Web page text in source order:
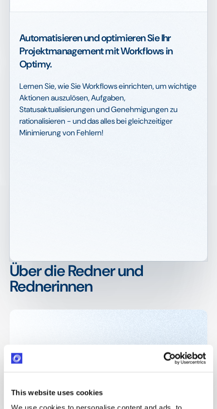
This website uses cookies
Automatisieren und optimieren Sie Ihr
Projektmanagement mit Workflows in
Optimy.
Lernen Sie, wie Sie Workflows einrichten, um wichtige
Aktionen auszulösen, Aufgaben,
Statusaktualisierungen und Genehmigungen zu
rationalisieren - und das alles bei gleichzeitiger
Minimierung von Fehlern!
Über die Redner und
Rednerinnen